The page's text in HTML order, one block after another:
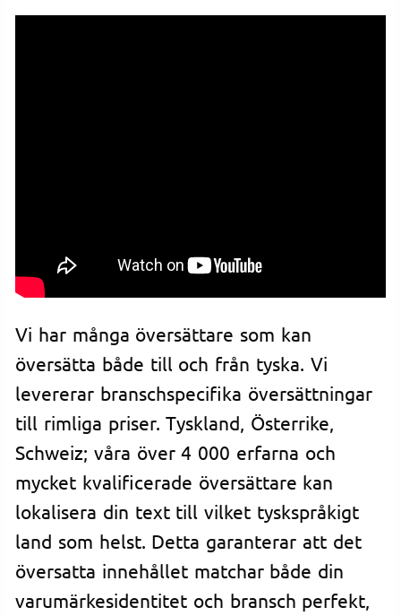
Vi har många översättare som kan
översätta både till och från tyska. Vi
levererar branschspecifika översättningar
till rimliga priser. Tyskland, Österrike,
Schweiz; våra över 4 000 erfarna och
mycket kvalificerade översättare kan
lokalisera din text till vilket tyskspråkigt
land som helst. Detta garanterar att det
översatta innehållet matchar både din
varumärkesidentitet och bransch perfekt,